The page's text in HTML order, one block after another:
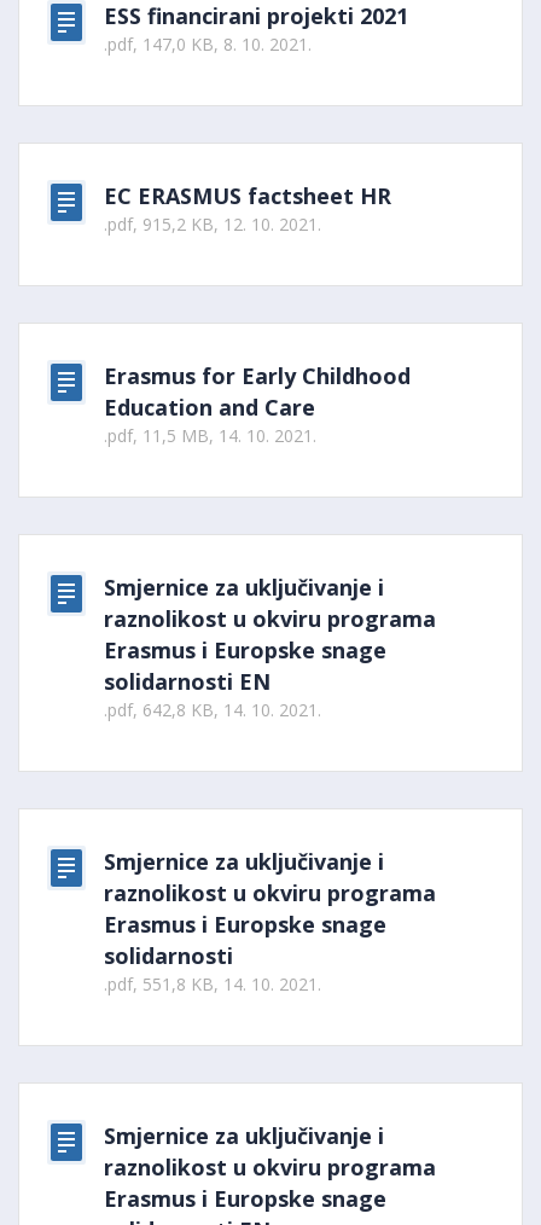
ESS financirani projekti 2021
.pdf, 147,0 KB, 8. 10. 2021.
EC ERASMUS factsheet HR
.pdf, 915,2 KB, 12. 10. 2021.
Erasmus for Early Childhood
Education and Care
.pdf, 11,5 MB, 14. 10. 2021.
Smjernice za uključivanje i
raznolikost u okviru programa
Erasmus i Europske snage
solidarnosti EN
.pdf, 642,8 KB, 14. 10. 2021.
Smjernice za uključivanje i
raznolikost u okviru programa
Erasmus i Europske snage
solidarnosti
.pdf, 551,8 KB, 14. 10. 2021.
Smjernice za uključivanje i
raznolikost u okviru programa
Erasmus i Europske snage